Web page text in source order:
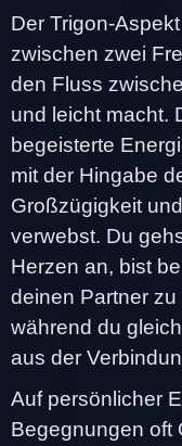
Der Trigon-
zwischen zwei
den Fluss
und leicht macht.
begeisterte
mit der Hingabe
Großzügigkeit
verwebst. Du
Herzen an, bist
deinen Partner
während du
aus der
Auf persönlicher
Begegnungen oft